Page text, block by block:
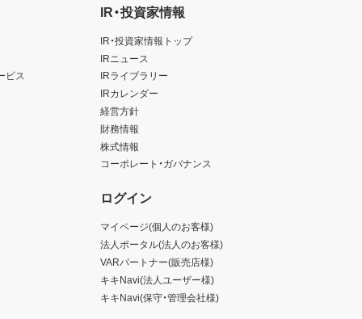
ビス
IR・投資家情報
IR・投資家情報トップ
IRニュース
IRライブラリー
IRカレンダー
経営方針
財務情報
株式情報
コーポレート・ガバナンス
ログイン
マイページ(個人のお客様)
法人ポータル(法人のお客様)
VARパートナー(販売店様)
キキNavi(法人ユーザー様)
キキNavi(保守・管理会社様)